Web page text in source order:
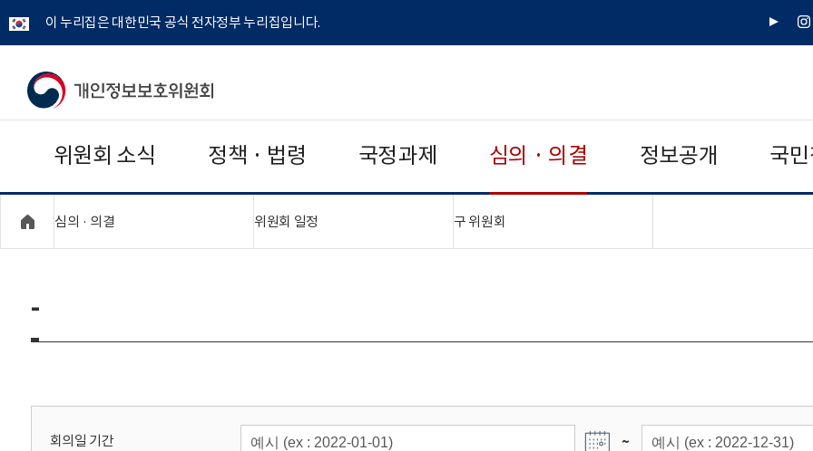
이 누리집은 대한민국 공식 전자정부 누리집입니다.
유
인
개
보
보
위
회
위원회 소식 정책 · 법령 국정과제 심의 · 의결 정보공개 국
심의 · 의결 위원회 일정 구 위원회
-
회의일 기간 ~